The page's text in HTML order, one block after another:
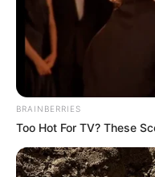
Men 45+ Are Trying
MEDVI
BRAINBERRIES
Too Hot For TV? These